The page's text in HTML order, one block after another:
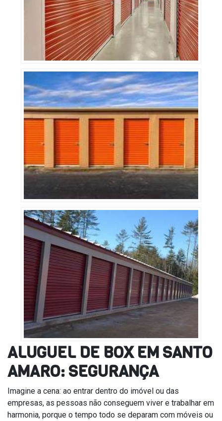
ALUGUEL DE BOX EM SANTO
AMARO: SEGURANÇA
Imagine a cena: ao entrar dentro do imóvel ou das
empresas, as pessoas não conseguem viver e trabalhar em
harmonia, porque o tempo todo se deparam com móveis ou